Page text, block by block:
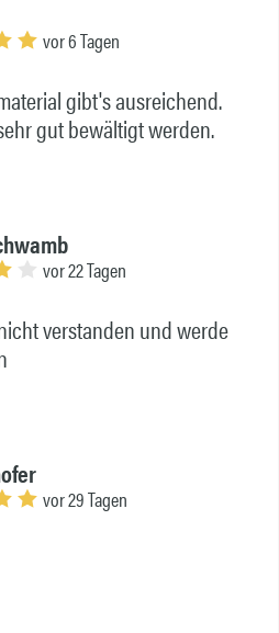
vor 6 Tagen
gibt's ausreichend.
gut bewältigt werden.
vor 22 Tagen
verstanden und werde
vor 29 Tagen